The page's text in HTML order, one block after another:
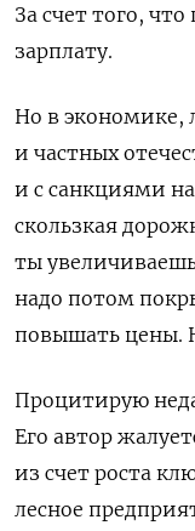
За счет того,
зарплату.
Но в экономике,
и частных
и с санкциями
скользкая
ты
надо потом
повышать цены.
Процитирую
Его автор
из счет роста
лесное